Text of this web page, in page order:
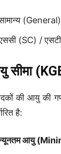
(SC) /
सीमा
की आयु की
है:
आयु